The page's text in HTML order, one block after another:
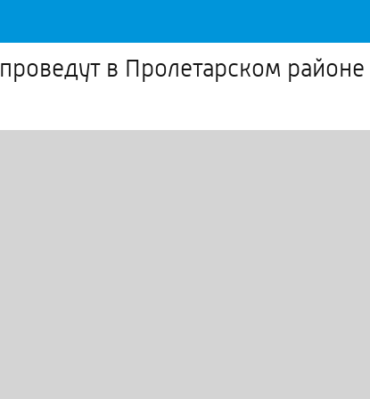
в Пролетарском районе